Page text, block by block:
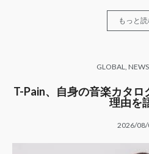
もっと
GLOBAL NEWS,
T-Pain、自身の音楽カタ
理由を
2026/08/